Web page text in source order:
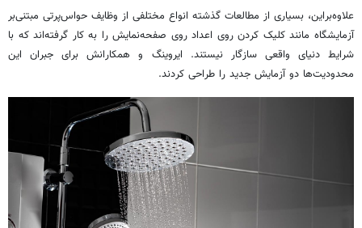
علاوه‌براین، بسیاری از مطالعات گذشته انواع مختلفی از وظایف حواس‌پرتی مبتنی‌بر
آزمایشگاه مانند کلیک کردن روی اعداد روی صفحه‌نمایش را به کار گرفته‌اند که با
شرایط دنیای واقعی سازگار نیستند. ایروینگ و همکارانش برای جبران این
محدودیت‌ها دو آزمایش جدید را طراحی کردند.